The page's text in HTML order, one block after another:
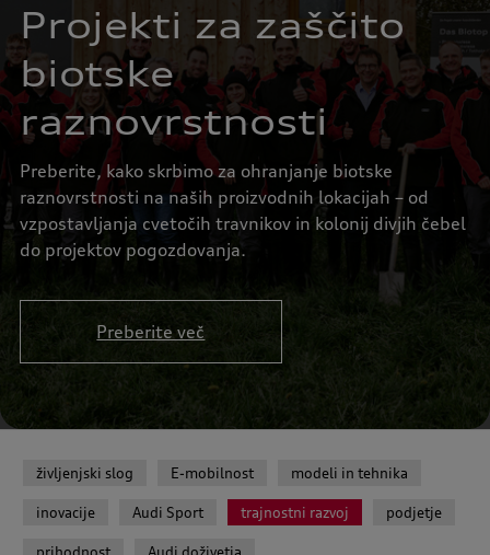
Projekti za zaščito
biotske
raznovrstnosti
Preberite, kako skrbimo za ohranjanje biotske
raznovrstnosti na naših proizvodnih lokacijah – od
vzpostavljanja cvetočih travnikov in kolonij divjih čebel
do projektov pogozdovanja.
Preberite več
življenjski slog E-mobilnost modeli in tehnika
inovacije Audi Sport trajnostni razvoj podjetje